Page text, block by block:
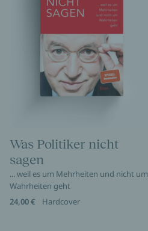
Was Politiker nicht
sagen
... weil es um Mehrheiten und nicht um
Wahrheiten geht
24,00 €
Hardcover